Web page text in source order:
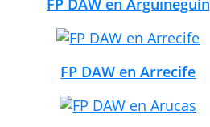
FP DAW en Arguineguín
FP DAW en Arrecife